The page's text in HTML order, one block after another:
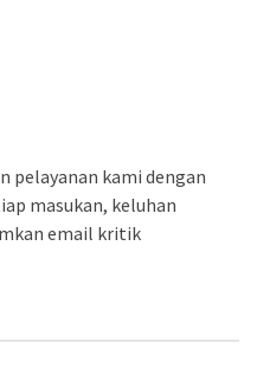
pelayanan kami dengan
masukan, keluhan
email kritik